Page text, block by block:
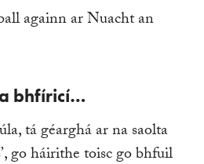
againn ar Nuacht an
bhfíricí…
tá géarghá ar na saolta
go háirithe toisc go bhfuil